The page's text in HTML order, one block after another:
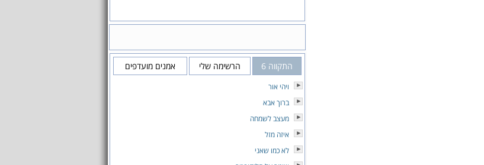
התקווה 6 הרשימה שלי אמנים מועדפים
ויהי אור
ברוך אבא
מעצב לשמחה
איזה מזל
לא כמו שאני